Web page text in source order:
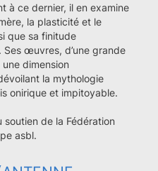
à ce dernier, il en examine
la plasticité et le
que sa finitude
Ses œuvres, d’une grande
dimension
la mythologie
onirique et impitoyable.
de la Fédération
asbl.